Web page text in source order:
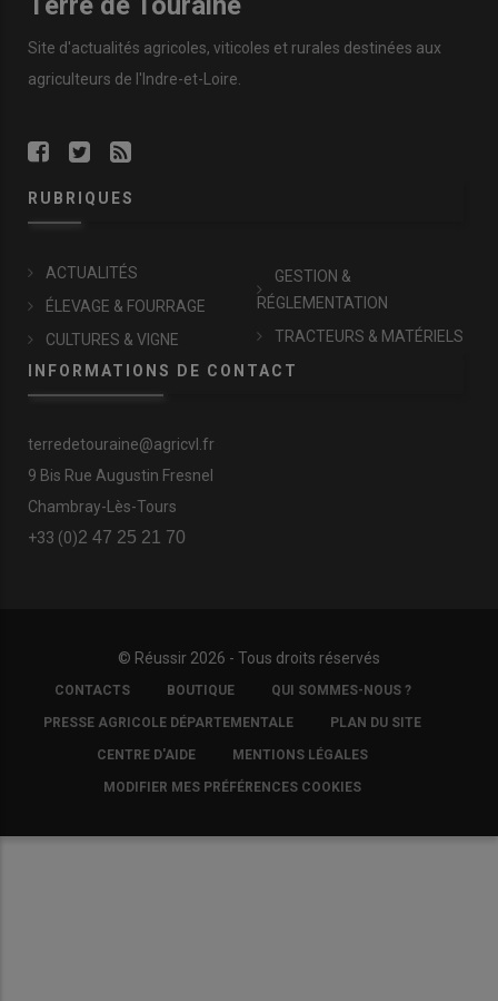
Site d'actualités agricoles, viticoles et rurales destinées aux
agriculteurs de l'Indre-et-Loire.
RUBRIQUES
ACTUALITÉS
ÉLEVAGE & FOURRAGE
CULTURES & VIGNE
GESTION &
RÉGLEMENTATION
TRACTEURS & MATÉRIELS
INFORMATIONS DE CONTACT
terredetouraine@agricvl.fr
9 Bis Rue Augustin Fresnel
Chambray-Lès-Tours
+33 (0)2 47 25 21 70
© Réussir 2026 - Tous droits réservés
FOOTER
COPYRIGHT
CONTACTS BOUTIQUE QUI SOMMES-NOUS ?
PRESSE AGRICOLE DÉPARTEMENTALE PLAN DU SITE
CENTRE D'AIDE MENTIONS LÉGALES
MODIFIER MES PRÉFÉRENCES COOKIES